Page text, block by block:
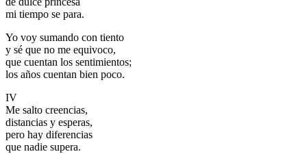
mi tiempo se para.
Yo voy sumando con tiento
y sé que no me equivoco,
que cuentan los sentimientos;
los años cuentan bien poco.
IV
Me salto creencias,
distancias y esperas,
pero hay diferencias
que nadie supera.